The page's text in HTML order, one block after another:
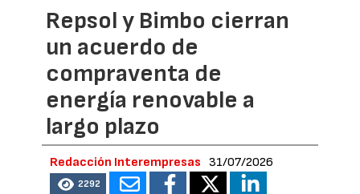
Repsol y Bimbo cierran
un acuerdo de
compraventa de
energía renovable a
largo plazo
Redacción Interempresas 31/07/2026
2292